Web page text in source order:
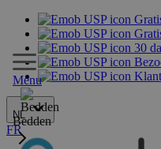
30
NL
FR
Menu
Bedden